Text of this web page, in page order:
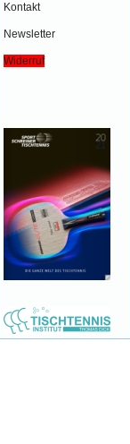
Kontakt
Newsletter
Widerruf